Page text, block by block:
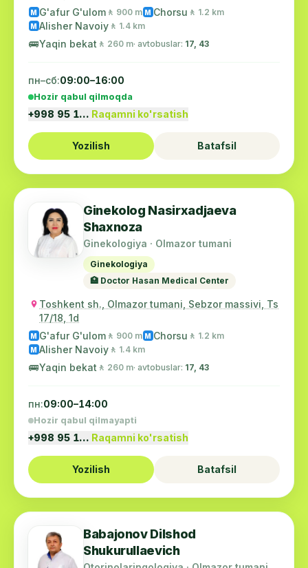
M G'afur G'ulom 🚶 900 m M Chorsu 🚶 1.2 km
M Alisher Navoiy 🚶 1.4 km
🚌Yaqin bekat 🚶 260 m· avtobuslar: 17, 43
пн–сб:09:00–16:00
Hozir qabul qilmoqda
+998 95 1… Raqamni ko'rsatish
Yozilish Batafsil
Ginekolog Nasirxadjaeva
Shaxnoza
Ginekologiya · Olmazor tumani
Ginekologiya
🏥 Doctor Hasan Medical Center
Toshkent sh., Olmazor tumani, Sebzor massivi, Ts
17/18, 1d
M G'afur G'ulom 🚶 900 m M Chorsu 🚶 1.2 km
M Alisher Navoiy 🚶 1.4 km
🚌Yaqin bekat 🚶 260 m· avtobuslar: 17, 43
пн:09:00–14:00
Hozir qabul qilmayapti
+998 95 1… Raqamni ko'rsatish
Yozilish Batafsil
Babajonov Dilshod
Shukurullaevich